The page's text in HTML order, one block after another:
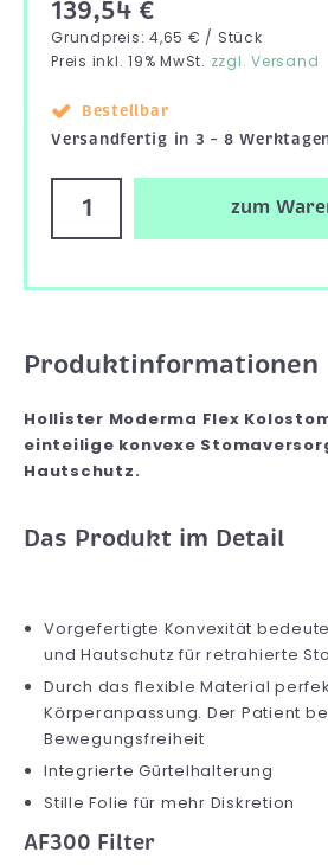
139,54 €
Grundpreis: 4,65 € / Stück
Preis inkl. 19% MwSt. zzgl. Versand
Bestellbar
Versandfertig in 3 – 8
zum
Produktinformationen
Hollister Moderma Flex
einteilige konvexe
Hautschutz.
Das Produkt im Detail
Vorgefertigte Konvexität
und Hautschutz für retrahierte
Durch das flexible Material
Körperanpassung. Der Patient
Bewegungsfreiheit
Integrierte Gürtelhalterung
Stille Folie für mehr Diskretion
AF300 Filter